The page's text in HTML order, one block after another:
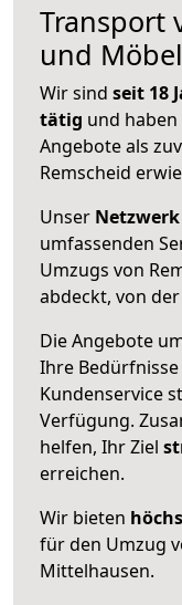
Transport
und
Wir sind seit 18
tätig und
Angebote als
Remscheid
Unser Netzwerk
umfassenden
Umzugs von
abdeckt, von
Die Angebote
Ihre
Kundenservice
Verfügung.
helfen, Ihr Ziel
erreichen.
Wir bieten
für den Umzug
Mittelhausen.